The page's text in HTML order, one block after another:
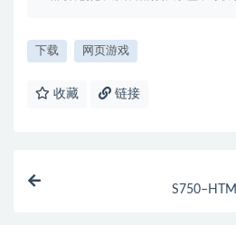
下载 网页游戏
收藏 链接